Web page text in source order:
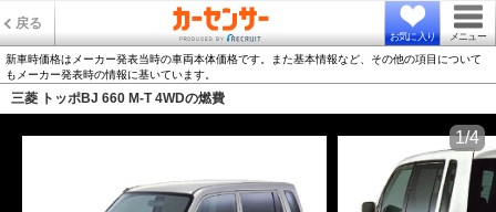
戻る
お気に入り メニュー
新車時価格はメーカー発表当時の車両本体価格です。また基本情報など、その他の項目について
もメーカー発表時の情報に基いています。
三菱 トッポBJ 660 M-T 4WDの燃費
1/4